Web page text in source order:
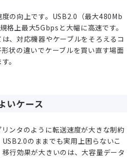
の向上です。USB2.0（最大480Mb
格上最大5Gbpsと大幅に高速です。
、対応機器やケーブルをそろえるコ
状の違いでケーブルを買い直す場面
。
いケース
ンタのように転送速度が大きな制約
のままでも実用上困らないこ
行効果が大きいのは、大容量データ